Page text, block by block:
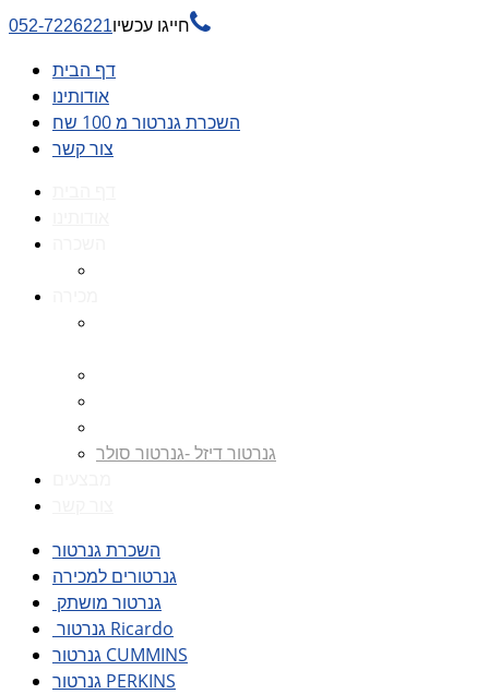
חייגו עכשיו052-7226221 
דף הבית
אודותינו
השכרת גנרטור מ 100 שח
צור קשר
גנרטור דיזל -גנרטור סולר
השכרת גנרטור
גנרטורים למכירה
גנרטור מושתק
גנרטור Ricardo
גנרטור CUMMINS
גנרטור PERKINS